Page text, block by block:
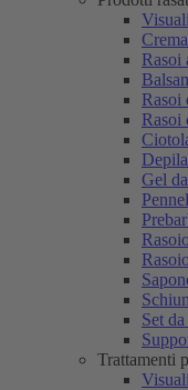
Rasoi
Rasoi
Rasoi
Gel
Set
Trattamenti